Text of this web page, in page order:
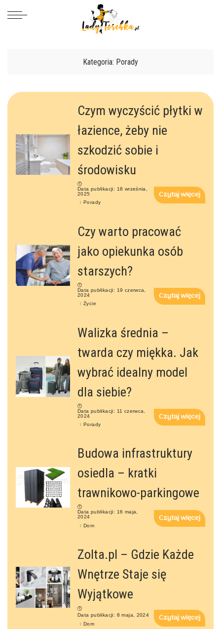
Kategoria: Porady
Czym wyczyścić płytki w
łazience, żeby nie
szkodzić sobie i
środowisku
Data publikacji: 18 września,
2025
Porady
Czytaj więcej
Czy warto pracować
jako opiekunka osób
starszych?
Data publikacji: 19 czerwca,
2024
Życie
Czytaj więcej
Walizka średnia –
twarda czy miękka. Jak
wybrać idealny model
dla siebie?
Data publikacji: 11 czerwca,
2024
Porady
Czytaj więcej
Budowa infrastruktury
osiedla – kratki
trawnikowo-parkingowe
Data publikacji: 16 maja,
2024
Dom
Czytaj więcej
Zolta.pl – Gdzie Każde
Wnętrze Staje się
Wyjątkowe
Data publikacji: 8 maja, 2024
Dom
Czytaj więcej